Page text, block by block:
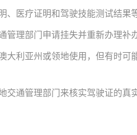
医疗证明和驾驶技能测试结果等
理部门申请挂失并重新办理补办
大利亚州或领地使用，但有时可
通管理部门来核实驾驶证的真实